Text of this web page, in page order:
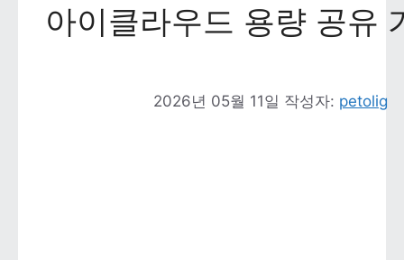
아이클라우드 용량 공유
2026년 05월 11일 작성자: petolig